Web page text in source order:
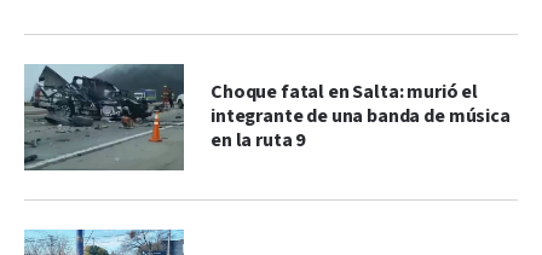
Choque fatal en Salta: murió el
integrante de una banda de música
en la ruta 9